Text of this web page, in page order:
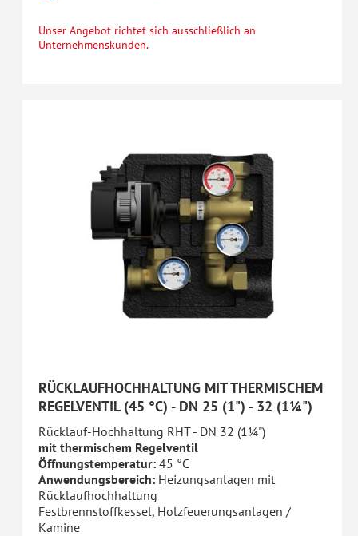
Unser Angebot richtet sich ausschließlich an
Unternehmenskunden.
RÜCKLAUFHOCHHALTUNG MIT THERMISCHEM
REGELVENTIL (45 °C) - DN 25 (1") - 32 (1¼")
Rücklauf-Hochhaltung RHT - DN 32 (1¼")
mit thermischem Regelventil
Öffnungstemperatur: 45 °C
Anwendungsbereich: Heizungsanlagen mit
Rücklaufhochhaltung
Festbrennstoffkessel, Holzfeuerungsanlagen /
Kamine